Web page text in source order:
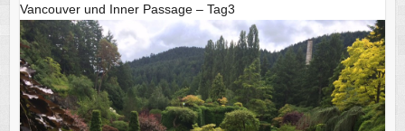
Vancouver und Inner Passage – Tag3